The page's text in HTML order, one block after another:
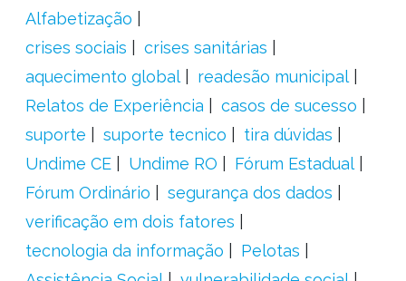
Alfabetização
crises sociais
crises sanitárias
aquecimento global
readesão municipal
Relatos de Experiência
casos de sucesso
suporte
suporte tecnico
tira dúvidas
Undime CE
Undime RO
Fórum Estadual
Fórum Ordinário
segurança dos dados
verificação em dois fatores
tecnologia da informação
Pelotas